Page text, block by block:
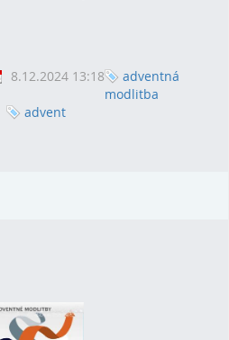
8.12.2024 13:18
adventná
modlitba
advent